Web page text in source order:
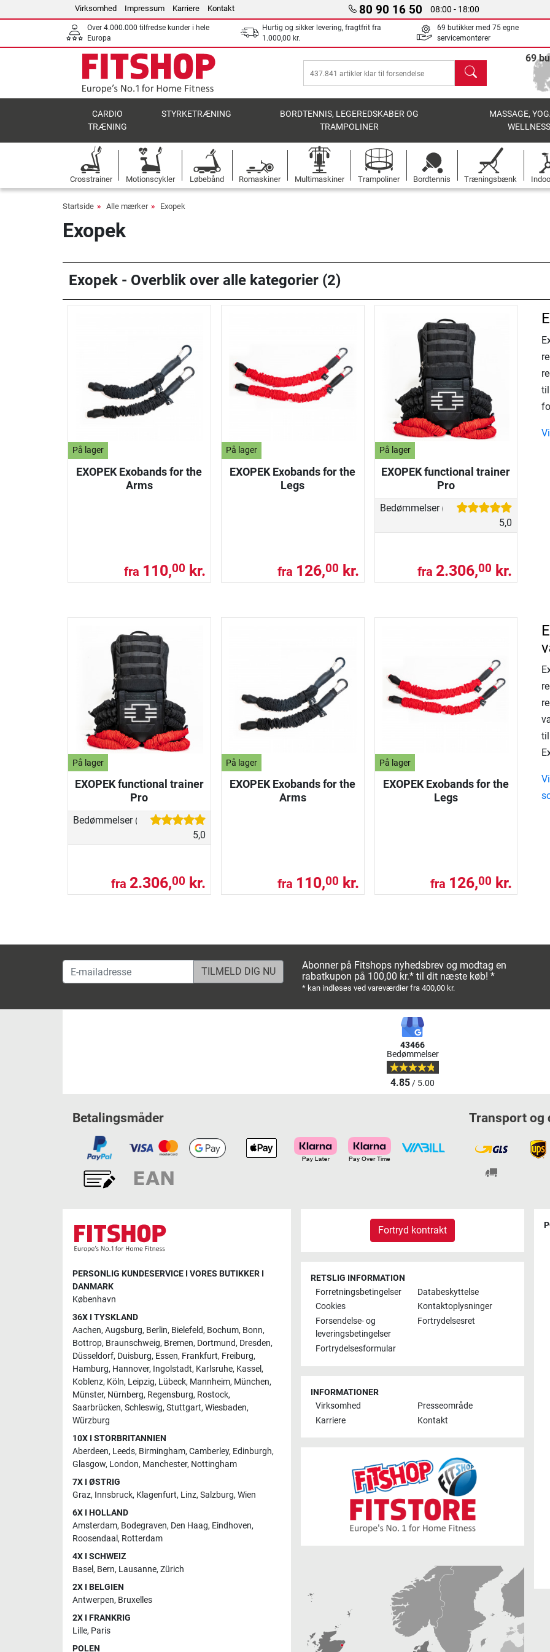
Virksomhed Impressum Karriere Kontakt 80 90 16 50 08:00 - 18:00
Over 4.000.000 tilfredse kunder i hele
Europa
Hurtig og sikker levering, fragtfrit fra
1.000,00 kr.
69 butikker med 75 egne
servicemontører
søg
69
CARDIO
TRÆNING
STYRKETRÆNING
BORDTENNIS, LEGEREDSKABER OG
TRAMPOLINER
MASSAGE,
WELLNESS
Crosstrainer Motionscykler Løbebånd Romaskiner Multimaskiner Trampoliner Bordtennis Træningsbænk
Startside Alle mærker Exopek
Exopek
Exopek - Overblik over alle kategorier (2)
På lager
EXOPEK Exobands for the
Arms
fra 110,00 kr.
På lager
EXOPEK Exobands for the
Legs
fra 126,00 kr.
På lager
EXOPEK functional trainer
Pro
Bedømmelser (1)
5,0
fra 2.306,00 kr.
På lager
EXOPEK functional trainer
Pro
Bedømmelser (1)
5,0
fra 2.306,00 kr.
På lager
EXOPEK Exobands for the
Arms
fra 110,00 kr.
På lager
EXOPEK Exobands for the
Legs
fra 126,00 kr.
E-mailadresse
Abonner på Fitshops nyhedsbrev og modtag en
rabatkupon på 100,00 kr.* til dit næste køb! *
* kan indløses ved vareværdier fra 400,00 kr.
43466
Bedømmelser
4.85/ 5.00
Betalingsmåder Transport og
PERSONLIG KUNDESERVICE I VORES BUTIKKER I
DANMARK
København
36X I TYSKLAND
Aachen, Augsburg, Berlin, Bielefeld, Bochum, Bonn,
Bottrop, Braunschweig, Bremen, Dortmund, Dresden,
Düsseldorf, Duisburg, Essen, Frankfurt, Freiburg,
Hamburg, Hannover, Ingolstadt, Karlsruhe, Kassel,
Koblenz, Köln, Leipzig, Lübeck, Mannheim, München,
Münster, Nürnberg, Regensburg, Rostock,
Saarbrücken, Schleswig, Stuttgart, Wiesbaden,
Würzburg
10X I STORBRITANNIEN
Aberdeen, Leeds, Birmingham, Camberley, Edinburgh,
Glasgow, London, Manchester, Nottingham
7X I ØSTRIG
Graz, Innsbruck, Klagenfurt, Linz, Salzburg, Wien
6X I HOLLAND
Amsterdam, Bodegraven, Den Haag, Eindhoven,
Roosendaal , Rotterdam
4X I SCHWEIZ
Basel, Bern, Lausanne, Zürich
2X I BELGIEN
Antwerpen, Bruxelles
2X I FRANKRIG
Lille, Paris
POLEN
Fortryd kontrakt
RETSLIG INFORMATION
Forretningsbetingelser
Databeskyttelse
Cookies
Kontaktoplysninger
Forsendelse- og
leveringsbetingelser
Fortrydelsesret
Fortrydelsesformular
INFORMATIONER
Virksomhed
Presseområde
Karriere
Kontakt